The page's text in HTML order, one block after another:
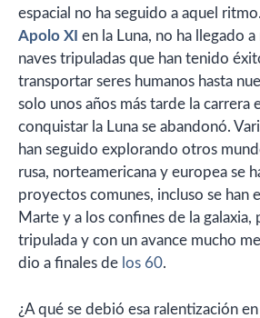
espacial no ha seguido a aquel
Apolo XI en la Luna, no ha llegado
naves tripuladas que han tenido
transportar seres humanos hasta
solo unos años más tarde la carrera
conquistar la Luna se abandonó.
han seguido explorando otros
rusa, norteamericana y europea se
proyectos comunes, incluso se han
Marte y a los confines de la galaxia,
tripulada y con un avance mucho
dio a finales de los 60.
¿A qué se debió esa ralentización en